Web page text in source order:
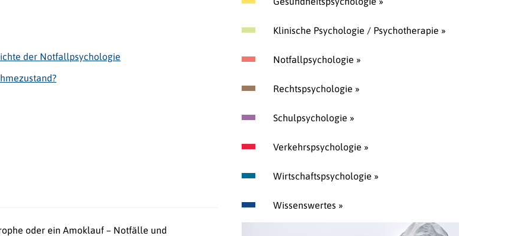
der Notfallpsychologie
oder ein Amoklauf – Notfälle und
Klinische Psychologie / Psychotherapie »
Notfallpsychologie »
Rechtspsychologie »
Schulpsychologie »
Verkehrspsychologie »
Wirtschaftspsychologie »
Wissenswertes »